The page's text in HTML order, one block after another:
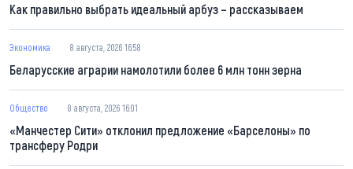
Как правильно выбрать идеальный арбуз – рассказываем
Экономика 8 августа, 2026 16:58
Беларусские аграрии намолотили более 6 млн тонн зерна
Общество 8 августа, 2026 16:01
«Манчестер Сити» отклонил предложение «Барселоны» по
трансферу Родри